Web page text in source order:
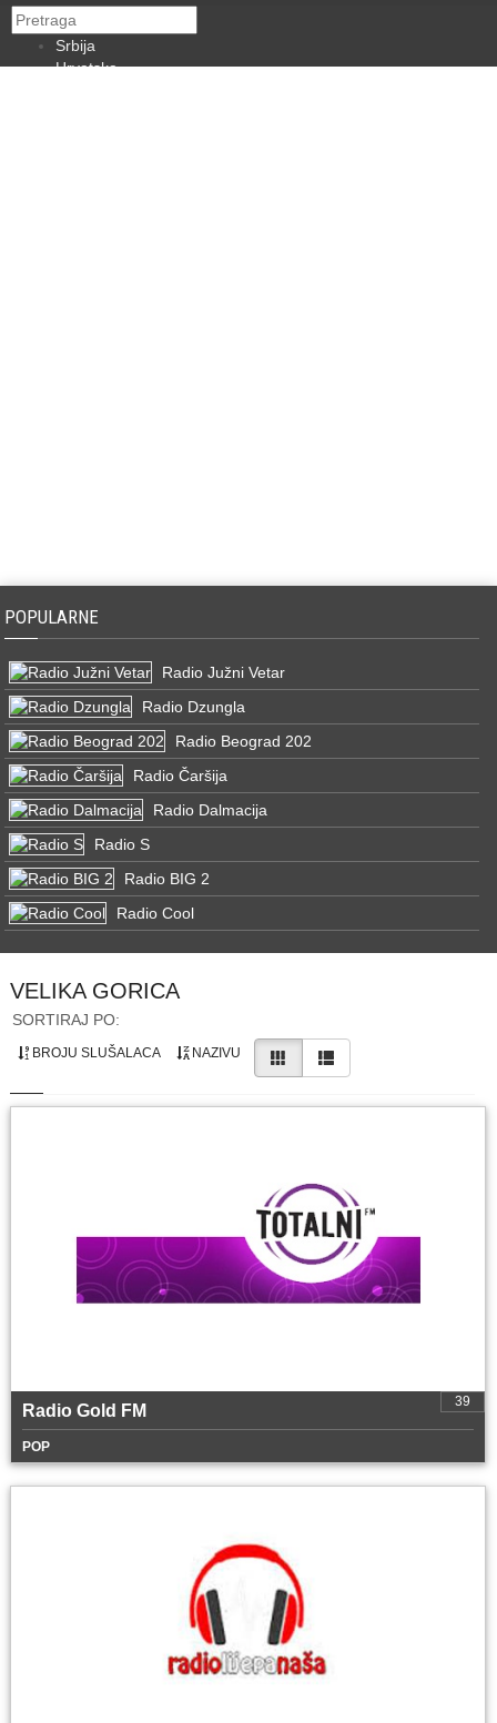
Srbija
Hrvatska
POPULARNE
Radio Južni Vetar
Radio Dzungla
Radio Beograd 202
Radio Čaršija
Radio Dalmacija
Radio S
Radio BIG 2
Radio Cool
VELIKA GORICA
SORTIRAJ PO:
BROJU SLUŠALACA NAZIVU
39
Radio Gold FM
POP